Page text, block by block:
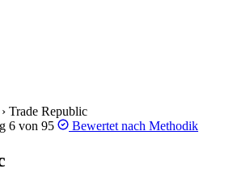
› Trade Republic
6 von 95 Bewertet nach Methodik